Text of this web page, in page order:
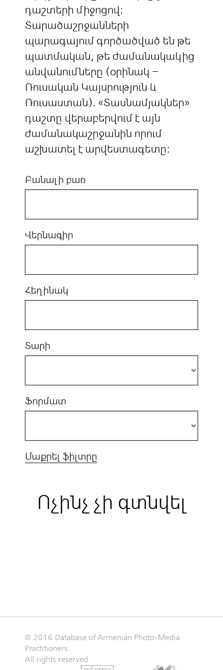
դաշտերի միջոցով:
Տարածաշրջանների
պարագայում գործածված են թե
պատմական, թե ժամանակակից
անվանումները (օրինակ –
Ռուսական Կայսրություն և
Ռուսաստան). «Տասնամյակներ»
դաշտը վերաբերվում է այն
ժամանակաշրջանին որում
աշխատել է արվեստագետը:
Բանալի բառ
Վերնագիր
Հեղինակ
Տարի
Ֆորմատ
Մաքրել ֆիլտրը
Ոչինչ չի գտնվել
© 2016 Database of Armenian Photo-Media
Practitioners.
All rights reserved